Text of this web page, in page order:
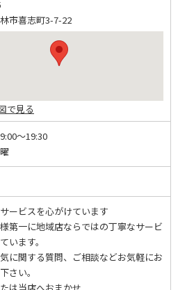
市喜志町3-7-22
で見る
9:00～19:30
ービスを心がけています
第一に地域店ならではの丁寧なサービ
います。
に関する質問、ご相談などお気軽にお
さい。